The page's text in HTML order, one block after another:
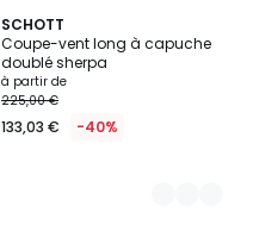
SCHOTT
Coupe-vent long à capuche
doublé sherpa
à partir de
225,00 €
133,03 € -40%
3
Couleurs